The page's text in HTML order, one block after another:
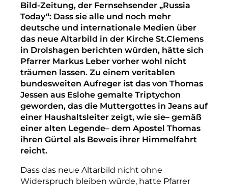
Bild-Zeitung, der Fernsehsender „Russia
Today“: Dass sie alle und noch mehr
deutsche und internationale Medien über
das neue Altarbild in der Kirche St.Clemens
in Drolshagen berichten würden, hätte sich
Pfarrer Markus Leber vorher wohl nicht
träumen lassen. Zu einem veritablen
bundesweiten Aufreger ist das von Thomas
Jessen aus Eslohe gemalte Triptychon
geworden, das die Muttergottes in Jeans auf
einer Haushaltsleiter zeigt, wie sie– gemäß
einer alten Legende– dem Apostel Thomas
ihren Gürtel als Beweis ihrer Himmelfahrt
reicht.
Dass das neue Altarbild nicht ohne
Widerspruch bleiben würde, hatte Pfarrer